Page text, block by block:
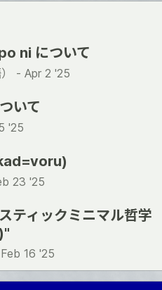
ni について
- Apr 2 '25
いて
'25
23 '25
ティックミニマル哲学
Feb 16 '25